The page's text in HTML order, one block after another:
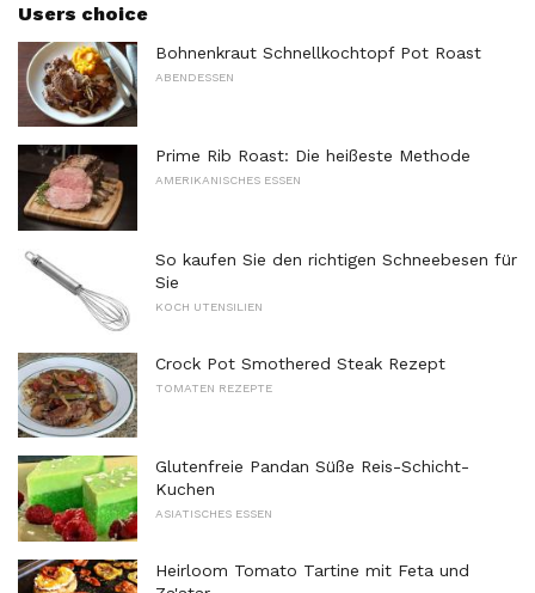
Users choice
Bohnenkraut Schnellkochtopf Pot Roast
ABENDESSEN
Prime Rib Roast: Die heißeste Methode
AMERIKANISCHES ESSEN
So kaufen Sie den richtigen Schneebesen für
Sie
KOCH UTENSILIEN
Crock Pot Smothered Steak Rezept
TOMATEN REZEPTE
Glutenfreie Pandan Süße Reis-Schicht-
Kuchen
ASIATISCHES ESSEN
Heirloom Tomato Tartine mit Feta und